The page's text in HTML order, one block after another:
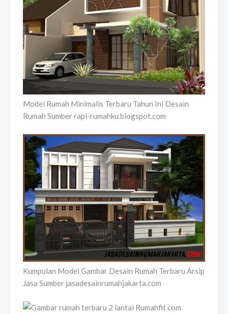
Model Rumah Minimalis Terbaru Tahun Ini Desain
Rumah Sumber rapi-rumahku.blogspot.com
Kumpulan Model Gambar Desain Rumah Terbaru Arsip
Jasa Sumber jasadesainrumahjakarta.com